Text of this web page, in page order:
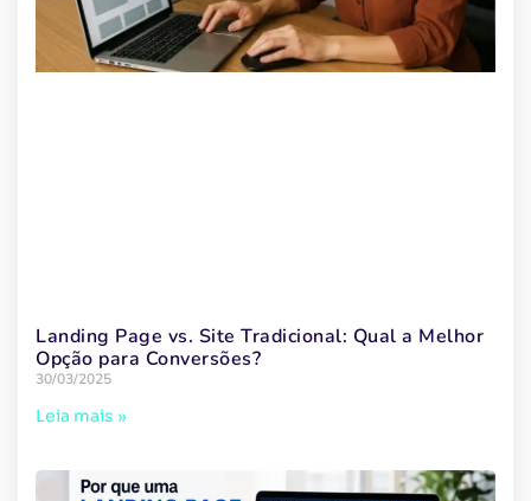
Landing Page vs. Site Tradicional: Qual a Melhor
Opção para Conversões?
30/03/2025
Leia mais »